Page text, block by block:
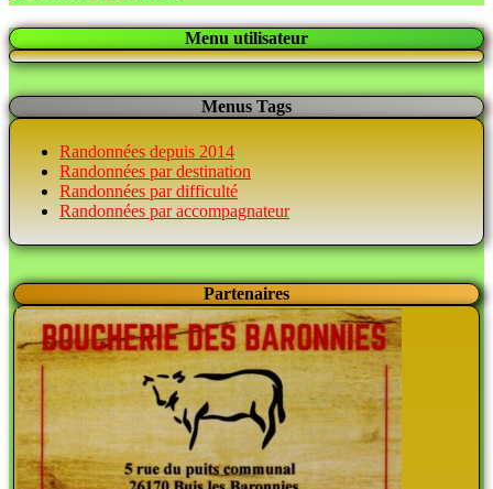
Menu utilisateur
Menus Tags
Randonnées depuis 2014
Randonnées par destination
Randonnées par difficulté
Randonnées par accompagnateur
Partenaires